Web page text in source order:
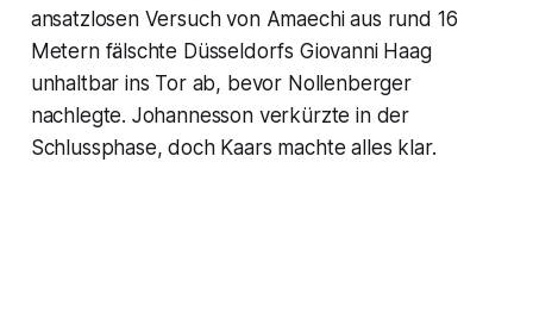
ansatzlosen Versuch von Amaechi aus rund 16
Metern fälschte Düsseldorfs Giovanni Haag
unhaltbar ins Tor ab, bevor Nollenberger
nachlegte. Johannesson verkürzte in der
Schlussphase, doch Kaars machte alles klar.